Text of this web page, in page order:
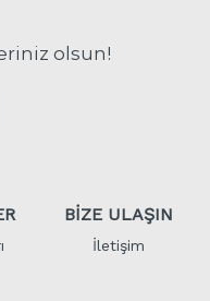
olsun!
BİZE ULAŞIN
İletişim